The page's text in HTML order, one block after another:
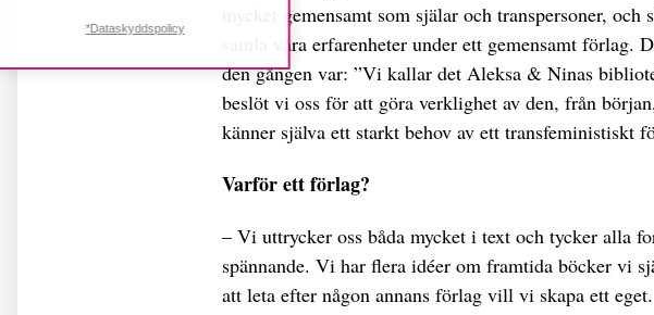
mycket gemensamt som själar och transpersoner,
samla våra erfarenheter under ett gemensamt förlag.
den gången var: ”Vi kallar det Aleksa & Ninas
beslöt vi oss för att göra verklighet av den, från
känner själva ett starkt behov av ett transfeministiskt
Varför ett förlag?
– Vi uttrycker oss båda mycket i text och tycker alla
spännande. Vi har flera idéer om framtida böcker vi
att leta efter någon annans förlag vill vi skapa ett eget.
*Dataskyddspolicy